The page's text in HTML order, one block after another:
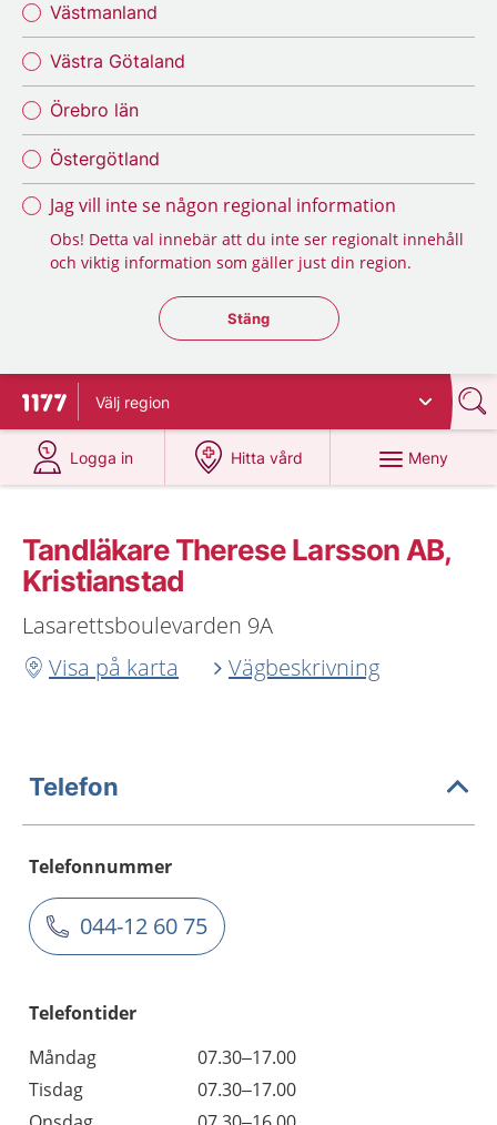
Västmanland
Västra Götaland
Örebro län
Östergötland
Jag vill inte se någon regional information
Obs! Detta val innebär att du inte ser regionalt innehåll
och viktig information som gäller just din region.
Stäng regionsväljaren
Stäng
Till startsidan för 1177
Välj region
Logga in
på 1177.se
Hitta vård
på 1177.se
Meny
Tandläkare Therese Larsson AB,
Kristianstad
Lasarettsboulevarden 9A
Visa på karta
Vägbeskrivning
Telefon
Telefonnummer
044-12 60 75
Telefontider
Måndag
07.30–17.00
Tisdag
07.30–17.00